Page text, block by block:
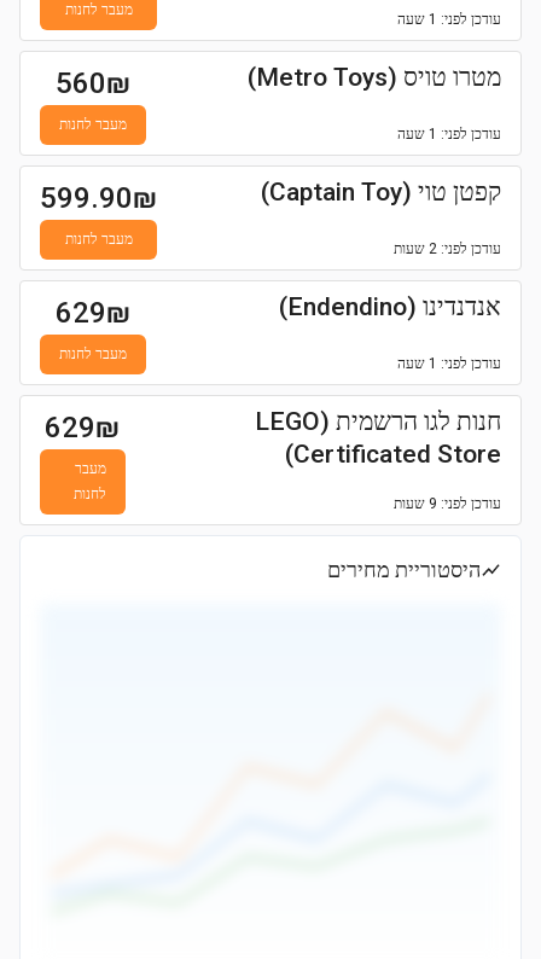
עודכן לפני: 1 שעה
מעבר לחנות
מטרו טויס (Metro Toys)
עודכן לפני: 1 שעה
560₪
מעבר לחנות
קפטן טוי (Captain Toy)
עודכן לפני: 2 שעות
599.90₪
מעבר לחנות
אנדנדינו (Endendino)
עודכן לפני: 1 שעה
629₪
מעבר לחנות
חנות לגו הרשמית (LEGO
Certificated Store)
עודכן לפני: 9 שעות
629₪
מעבר
לחנות
היסטוריית מחירים